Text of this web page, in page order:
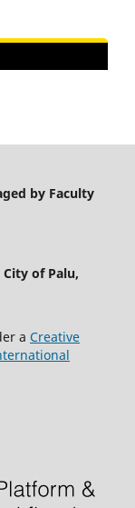
by Faculty
of Palu,
a Creative